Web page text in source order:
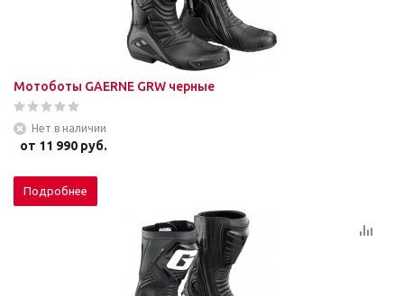
Мотоботы GAERNE GRW черные
Нет в наличии
от 11 990 руб.
Подробнее